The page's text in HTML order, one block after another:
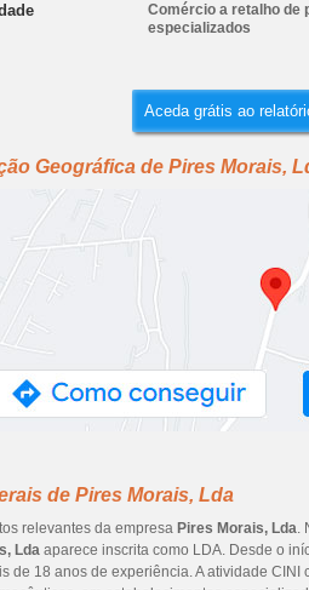
Comércio a retalho de
especializados
Aceda grátis ao
Geográfica de Pires Morais,
de Pires Morais, Lda
relevantes da empresa Pires Morais, Lda.
Lda aparece inscrita como LDA. Desde o
de 18 anos de experiência. A atividade